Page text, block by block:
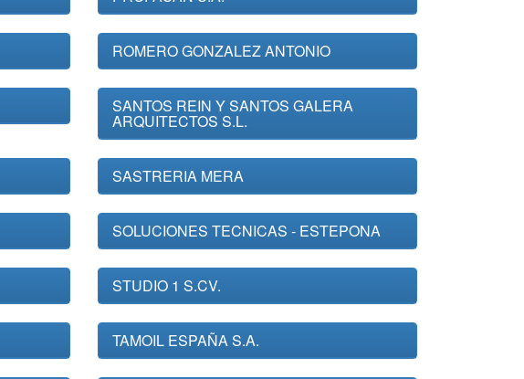
ROMERO GONZALEZ ANTONIO
SANTOS REIN Y SANTOS GALERA
ARQUITECTOS S.L.
SASTRERIA MERA
SOLUCIONES TECNICAS - ESTEPONA
STUDIO 1 S.CV.
TAMOIL ESPAÑA S.A.